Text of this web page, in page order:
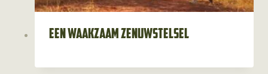
Een waakzaam zenuwstelsel